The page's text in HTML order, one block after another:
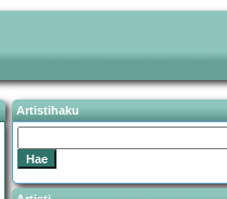
Artistihaku